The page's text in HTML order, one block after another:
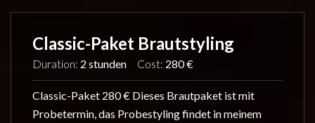
Classic-Paket Brautstyling
Duration: 2 stunden Cost: 280 €
Classic-Paket 280 € Dieses Brautpaket ist mit
Probetermin, das Probestyling findet in meinem